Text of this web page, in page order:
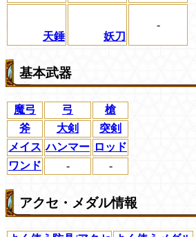
天錘 妖刀
-
基本武器
魔弓 弓
槍
斧
大剣
突剣
メイス ハンマー ロッド
ワンド
- -
アクセ・メダル情報